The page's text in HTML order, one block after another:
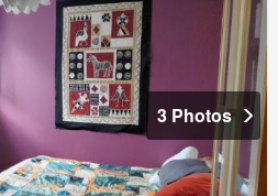
3 Photos